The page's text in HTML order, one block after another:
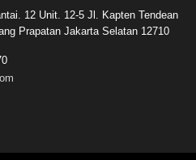
12 Unit. 12-5 Jl. Kapten Tendean
Prapatan Jakarta Selatan 12710